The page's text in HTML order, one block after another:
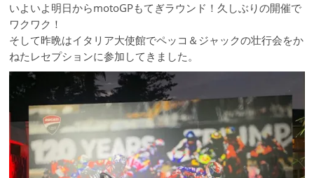
いよいよ明日からmotoGPもてぎラウンド！久しぶりの開催で
ワクワク！
そして昨晩はイタリア大使館でペッコ＆ジャックの壮行会をか
ねたレセプションに参加してきました。